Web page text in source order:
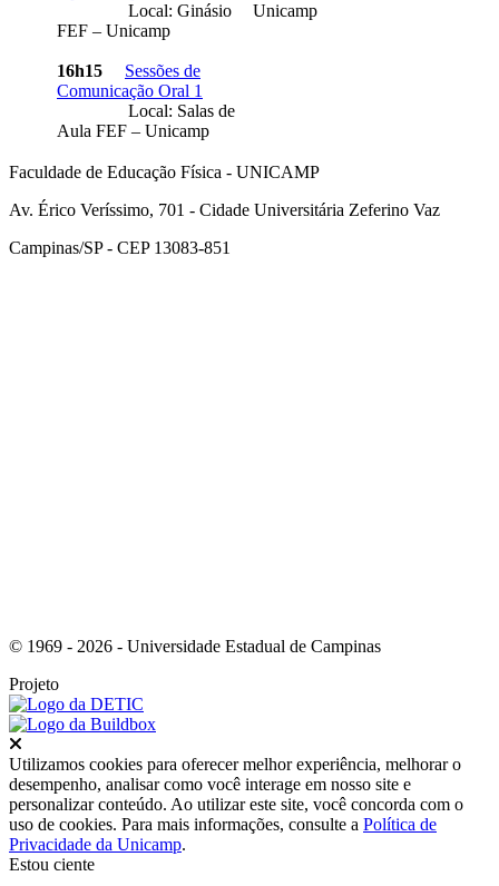
Local: Ginásio
FEF – Unicamp
16h15
Sessões de
Comunicação Oral 1
Local: Salas de
Aula FEF – Unicamp
Unicamp
Faculdade de Educação Física - UNICAMP
Av. Érico Veríssimo, 701 - Cidade Universitária Zeferino Vaz
Campinas/SP - CEP 13083-851
© 1969 - 2026 - Universidade Estadual de Campinas
Projeto
Utilizamos cookies para oferecer melhor experiência, melhorar o
desempenho, analisar como você interage em nosso site e
personalizar conteúdo. Ao utilizar este site, você concorda com o
uso de cookies. Para mais informações, consulte a Política de
Privacidade da Unicamp.
Estou ciente